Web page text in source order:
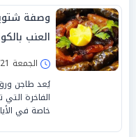
وصفة
العنب
الجمعة 21/نوفمبر/2025 - 06:00 م
يُعد طاجن ورق
الفاخرة
خاصة في